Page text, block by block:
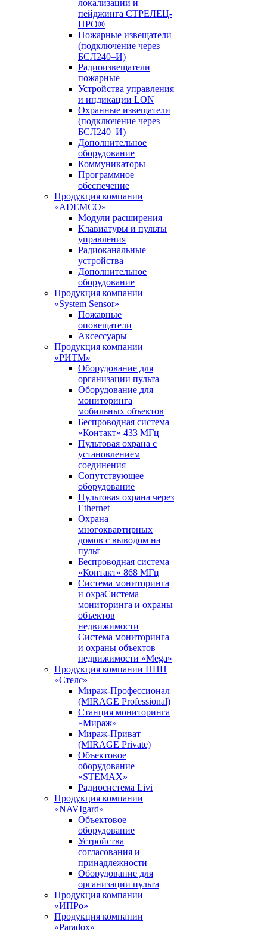
локализации и
пейджинга СТРЕЛЕЦ-
ПРО®
Пожарные извещатели
(подключение через
БСЛ240–И)
Радиоизвещатели
пожарные
Устройства управления
и индикации LON
Охранные извещатели
(подключение через
БСЛ240–И)
Дополнительное
оборудование
Коммуникаторы
Программное
обеспечение
Продукция компании
«ADEMCO»
Модули расширения
Клавиатуры и пульты
управления
Радиоканальные
устройства
Дополнительное
оборудование
Продукция компании
«System Sensor»
Пожарные
оповещатели
Аксессуары
Продукция компании
«РИТМ»
Оборудование для
организации пульта
Оборудование для
мониторинга
мобильных объектов
Беспроводная система
«Контакт» 433 МГц
Пультовая охрана с
установлением
соединения
Сопутствующее
оборудование
Пультовая охрана через
Ethernet
Охрана
многоквартирных
домов с выводом на
пульт
Беспроводная система
«Контакт» 868 МГц
Система мониторинга
и охраСистема
мониторинга и охраны
объектов
недвижимости
Система мониторинга
и охраны объектов
недвижимости «Mega»
Продукция компании НПП
«Стелс»
Мираж-Профессионал
(MIRAGE Professional)
Станция мониторинга
«Мираж»
Мираж-Приват
(MIRAGE Private)
Объектовое
оборудование
«STEMAX»
Радиосистема Livi
Продукция компании
«NAVIgard»
Объектовое
оборудование
Устройства
согласования и
принадлежности
Оборудование для
организации пульта
Продукция компании
«ИПРо»
Продукция компании
«Paradox»